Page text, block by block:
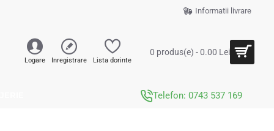
Informatii livrare
Logare Inregistrare Lista dorinte
0 produs(e) - 0.00 Lei
Telefon: 0743 537 169